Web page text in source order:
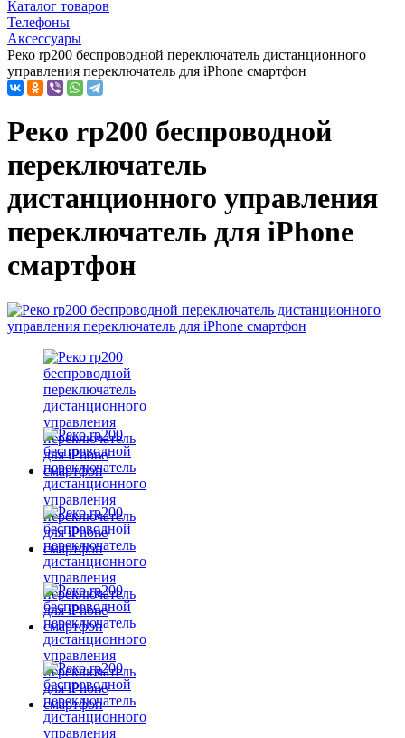
Каталог товаров
Телефоны
Аксессуары
Реко rp200 беспроводной переключатель дистанционного
управления переключатель для iPhone смартфон
Реко rp200 беспроводной
переключатель
дистанционного управления
переключатель для iPhone
смартфон